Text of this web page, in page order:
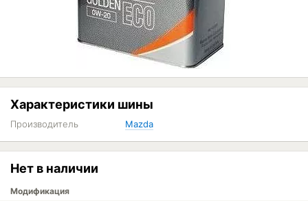
Характеристики шины
Производитель Mazda
Нет в наличии
Модификация